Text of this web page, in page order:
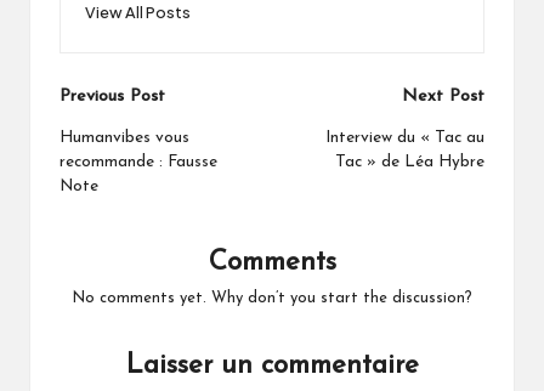
View All Posts
Post
navigation
Previous Post
Humanvibes vous
recommande : Fausse
Note
Next Post
Interview du « Tac au
Tac » de Léa Hybre
Comments
No comments yet. Why don’t you start the discussion?
Laisser un commentaire